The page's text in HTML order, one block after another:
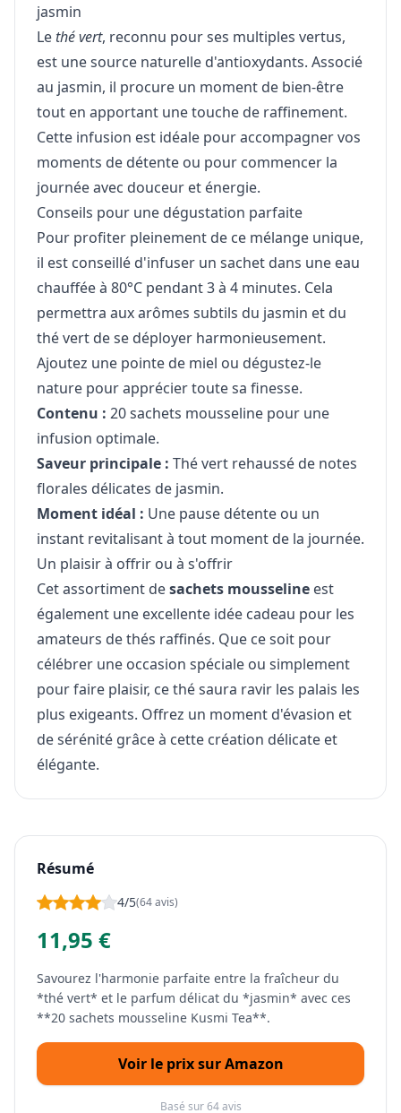
jasmin
Le thé vert, reconnu pour ses multiples vertus,
est une source naturelle d'antioxydants. Associé
au jasmin, il procure un moment de bien-être
tout en apportant une touche de raffinement.
Cette infusion est idéale pour accompagner vos
moments de détente ou pour commencer la
journée avec douceur et énergie.
Conseils pour une dégustation parfaite
Pour profiter pleinement de ce mélange unique,
il est conseillé d'infuser un sachet dans une eau
chauffée à 80°C pendant 3 à 4 minutes. Cela
permettra aux arômes subtils du jasmin et du
thé vert de se déployer harmonieusement.
Ajoutez une pointe de miel ou dégustez-le
nature pour apprécier toute sa finesse.
Contenu : 20 sachets mousseline pour une
infusion optimale.
Saveur principale : Thé vert rehaussé de notes
florales délicates de jasmin.
Moment idéal : Une pause détente ou un
instant revitalisant à tout moment de la journée.
Un plaisir à offrir ou à s'offrir
Cet assortiment desachets mousseline est
également une excellente idée cadeau pour les
amateurs de thés raffinés. Que ce soit pour
célébrer une occasion spéciale ou simplement
pour faire plaisir, ce thé saura ravir les palais les
plus exigeants. Offrez un moment d'évasion et
de sérénité grâce à cette création délicate et
élégante.
Résumé
4/5(64 avis)
11,95 €
Savourez l'harmonie parfaite entre la fraîcheur du
*thé vert* et le parfum délicat du *jasmin* avec ces
**20 sachets mousseline Kusmi Tea**.
Voir le prix sur Amazon
Basé sur 64 avis